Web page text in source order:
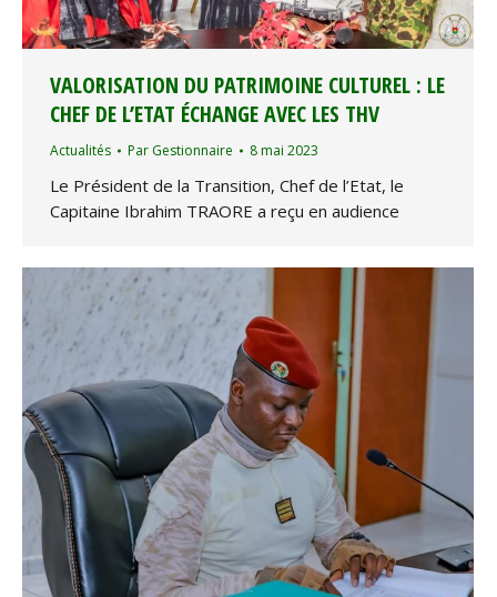
VALORISATION DU PATRIMOINE CULTUREL : LE
CHEF DE L’ETAT ÉCHANGE AVEC LES THV
Actualités Par Gestionnaire 8 mai 2023
Le Président de la Transition, Chef de l’Etat, le
Capitaine Ibrahim TRAORE a reçu en audience